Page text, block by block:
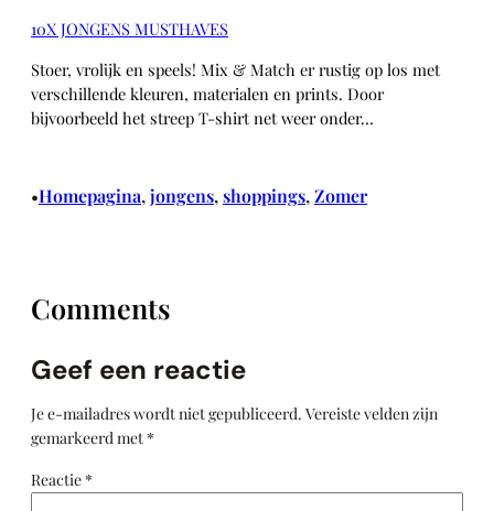
10X JONGENS MUSTHAVES
Stoer, vrolijk en speels! Mix & Match er rustig op los met
verschillende kleuren, materialen en prints. Door
bijvoorbeeld het streep T-shirt net weer onder…
•Homepagina, jongens, shoppings, Zomer
Comments
Geef een reactie
Je e-mailadres wordt niet gepubliceerd. Vereiste velden zijn
gemarkeerd met *
Reactie *